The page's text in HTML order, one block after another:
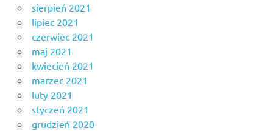
sierpień 2021
lipiec 2021
czerwiec 2021
maj 2021
kwiecień 2021
marzec 2021
luty 2021
styczeń 2021
grudzień 2020